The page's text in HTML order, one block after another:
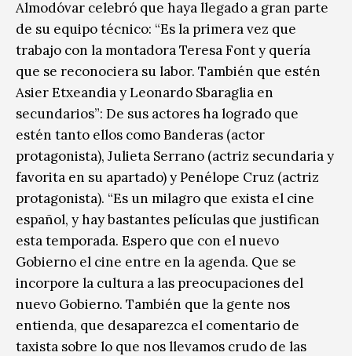
Almodóvar celebró que haya llegado a gran parte
de su equipo técnico: “Es la primera vez que
trabajo con la montadora Teresa Font y quería
que se reconociera su labor. También que estén
Asier Etxeandia y Leonardo Sbaraglia en
secundarios”: De sus actores ha logrado que
estén tanto ellos como Banderas (actor
protagonista), Julieta Serrano (actriz secundaria y
favorita en su apartado) y Penélope Cruz (actriz
protagonista). “Es un milagro que exista el cine
español, y hay bastantes películas que justifican
esta temporada. Espero que con el nuevo
Gobierno el cine entre en la agenda. Que se
incorpore la cultura a las preocupaciones del
nuevo Gobierno. También que la gente nos
entienda, que desaparezca el comentario de
taxista sobre lo que nos llevamos crudo de las